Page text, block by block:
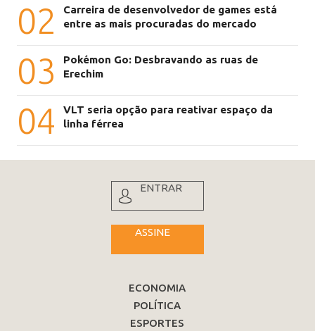
02
Carreira de desenvolvedor de games está
entre as mais procuradas do mercado
03
Pokémon Go: Desbravando as ruas de
Erechim
04
VLT seria opção para reativar espaço da
linha férrea
ENTRAR
ASSINE
ECONOMIA
POLÍTICA
ESPORTES